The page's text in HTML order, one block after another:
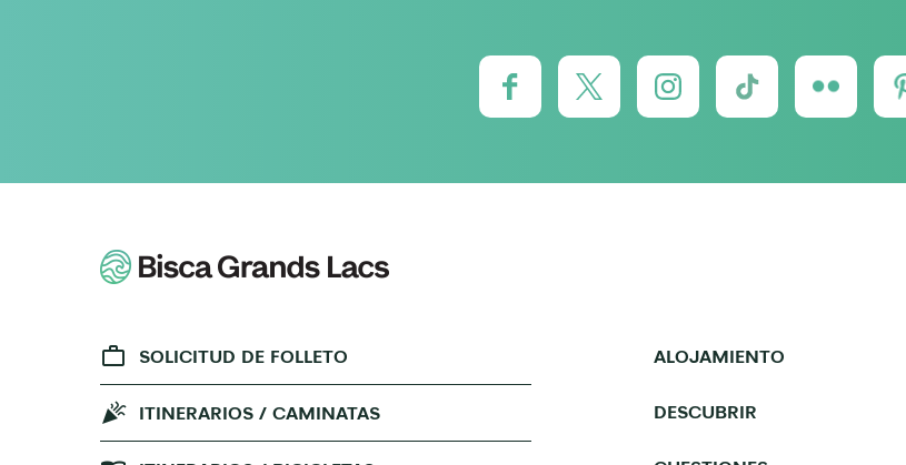
SOLICITUD DE FOLLETO
ITINERARIOS / CAMINATAS
ALOJAMIENTO
DESCUBRIR